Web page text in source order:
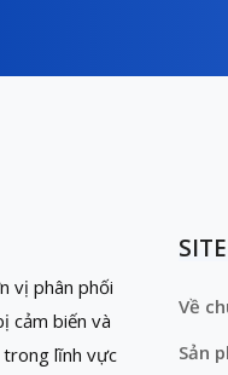
vị phân phối
cảm biến và
trong lĩnh vực
Về
Sản